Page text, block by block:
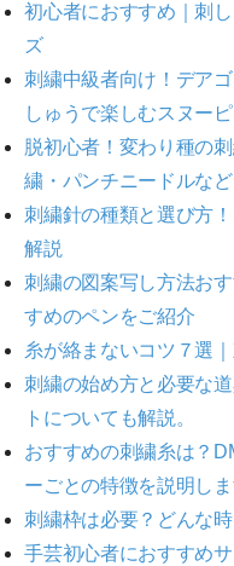
初心者におすすめ｜刺
ズ
刺繍中級者向け！デア
しゅうで楽しむスヌー
脱初心者！変わり種の
繍・パンチニードルなど
刺繍針の種類と選び方
解説
刺繍の図案写し方法お
すめのペンをご紹介
糸が絡まないコツ７選
刺繍の始め方と必要な
トについても解説。
おすすめの刺繍糸は？
ーごとの特徴を説明し
刺繍枠は必要？どんな
手芸初心者におすすめ